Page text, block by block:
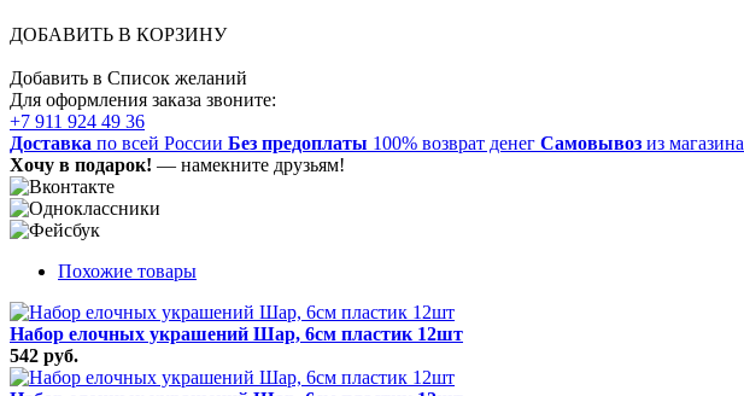
ДОБАВИТЬ В КОРЗИНУ
Добавить в Список желаний
Для оформления заказа звоните:
+7 911 924 49 36
Доставка по всей России Без предоплаты 100% возврат денег Самовывоз из магазина
Хочу в подарок! — намекните друзьям!
Похожие товары
Набор елочных украшений Шар, 6см пластик 12шт
542 руб.